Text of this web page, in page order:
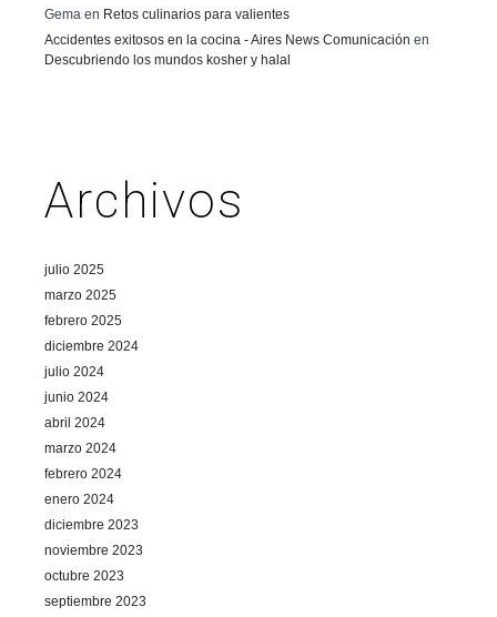
Gema en Retos culinarios para valientes
Accidentes exitosos en la cocina - Aires News Comunicación en
Descubriendo los mundos kosher y halal
Archivos
julio 2025
marzo 2025
febrero 2025
diciembre 2024
julio 2024
junio 2024
abril 2024
marzo 2024
febrero 2024
enero 2024
diciembre 2023
noviembre 2023
octubre 2023
septiembre 2023